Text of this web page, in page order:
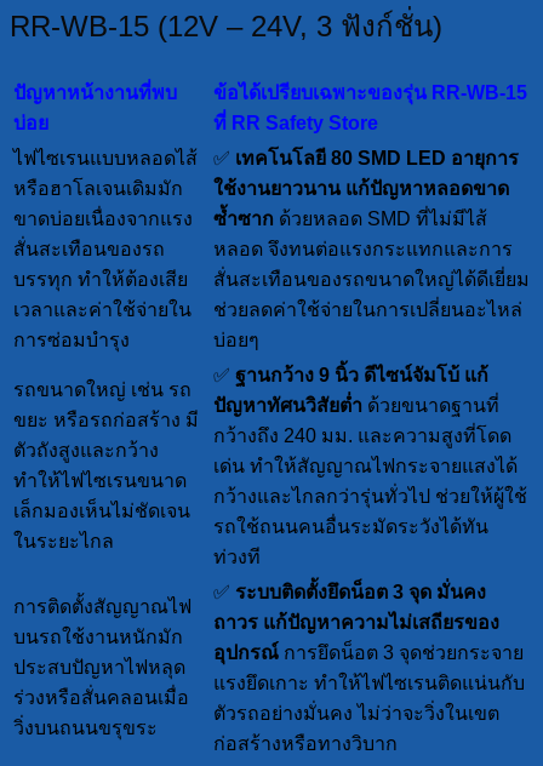
RR-WB-15 (12V – 24V, 3 ฟังก์ชั่น)
ปัญหาหน้างานที่พบ
บ่อย
ข้อได้เปรียบเฉพาะของรุ่น RR-WB-15
ที่ RR Safety Store
ไฟไซเรนแบบหลอดไส้
หรือฮาโลเจนเดิมมัก
ขาดบ่อยเนื่องจากแรง
สั่นสะเทือนของรถ
บรรทุก ทำให้ต้องเสีย
เวลาและค่าใช้จ่ายใน
การซ่อมบำรุง
✅ เทคโนโลยี 80 SMD LED อายุการ
ใช้งานยาวนาน แก้ปัญหาหลอดขาด
ซ้ำซาก ด้วยหลอด SMD ที่ไม่มีไส้
หลอด จึงทนต่อแรงกระแทกและการ
สั่นสะเทือนของรถขนาดใหญ่ได้ดีเยี่ยม
ช่วยลดค่าใช้จ่ายในการเปลี่ยนอะไหล่
บ่อยๆ
รถขนาดใหญ่ เช่น รถ
ขยะ หรือรถก่อสร้าง มี
ตัวถังสูงและกว้าง
ทำให้ไฟไซเรนขนาด
เล็กมองเห็นไม่ชัดเจน
ในระยะไกล
✅ ฐานกว้าง 9 นิ้ว ดีไซน์จัมโบ้ แก้
ปัญหาทัศนวิสัยต่ำ ด้วยขนาดฐานที่
กว้างถึง 240 มม. และความสูงที่โดด
เด่น ทำให้สัญญาณไฟกระจายแสงได้
กว้างและไกลกว่ารุ่นทั่วไป ช่วยให้ผู้ใช้
รถใช้ถนนคนอื่นระมัดระวังได้ทัน
ท่วงที
การติดตั้งสัญญาณไฟ
บนรถใช้งานหนักมัก
ประสบปัญหาไฟหลุด
ร่วงหรือสั่นคลอนเมื่อ
วิ่งบนถนนขรุขระ
✅ ระบบติดตั้งยึดน็อต 3 จุด มั่นคง
ถาวร แก้ปัญหาความไม่เสถียรของ
อุปกรณ์ การยึดน็อต 3 จุดช่วยกระจาย
แรงยึดเกาะ ทำให้ไฟไซเรนติดแน่นกับ
ตัวรถอย่างมั่นคง ไม่ว่าจะวิ่งในเขต
ก่อสร้างหรือทางวิบาก